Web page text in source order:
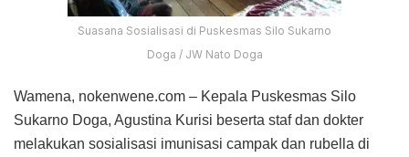
Suasana Sosialisasi di Puskesmas Silo Sukarno
Doga / JW Nato Doga
Wamena, nokenwene.com – Kepala Puskesmas Silo
Sukarno Doga, Agustina Kurisi beserta staf dan dokter
melakukan sosialisasi imunisasi campak dan rubella di